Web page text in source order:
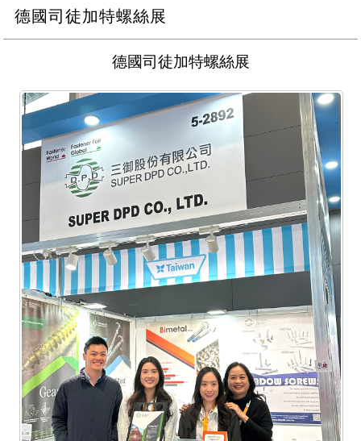
德國司徒加特螺絲展
德國司徒加特螺絲展